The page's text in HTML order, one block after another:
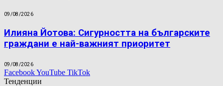
09/08/2026
Илияна Йотова: Сигурността на българските
граждани е най-важният приоритет
09/08/2026
FacebookYouTube TikTok
Тенденции